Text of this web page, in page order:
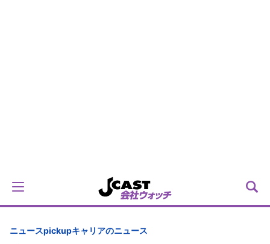
ニュースpickupキャリアのニュース